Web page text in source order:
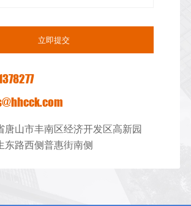
唐山市丰南区经济开发区高新园
东路西侧普惠街南侧